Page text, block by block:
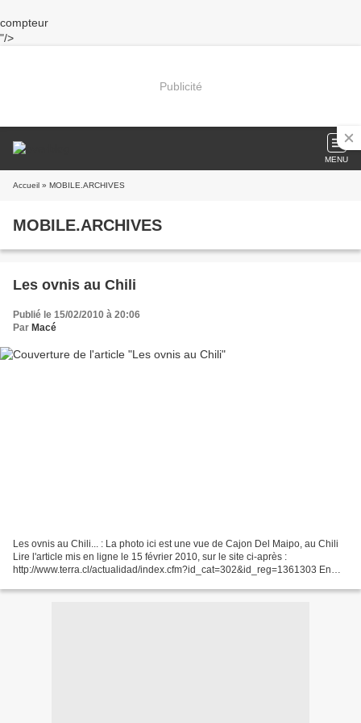
compteur
"/>
Publicité
MENU
Accueil » MOBILE.ARCHIVES
MOBILE.ARCHIVES
Les ovnis au Chili
Publié le 15/02/2010 à 20:06
Par Macé
Les ovnis au Chili... : La photo ici est une vue de Cajon Del Maipo, au Chili
Lire l'article mis en ligne le 15 février 2010, sur le site ci-après :
http://www.terra.cl/actualidad/index.cfm?id_cat=302&id_reg=1361303 En
u=http%3A%2F%2Fwww.terra.cl%2Factualidad%2Findex.cfm%3Fid_cat%3